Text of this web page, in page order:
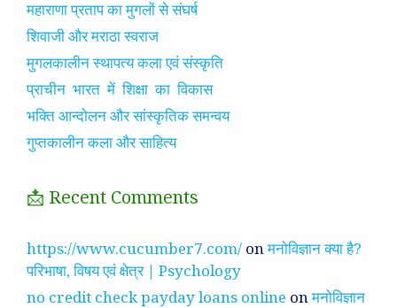
महाराणा प्रताप का मुगलों से संघर्ष
शिवाजी और मराठा स्वराज
मुगलकालीन स्थापत्य कला एवं संस्कृति
प्राचीन भारत में शिक्षा का विकास
भक्ति आन्दोलन और सांस्कृतिक समन्वय
गुप्तकालीन कला और साहित्य
📩 Recent Comments
https://www.cucumber7.com/ onमनोविज्ञान क्या है?
परिभाषा, विषय एवं क्षेत्र | Psychology
no credit check payday loans online onमनोविज्ञान